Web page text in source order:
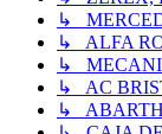
↳
↳ ALFA
↳
↳ AC
↳ ABARTH